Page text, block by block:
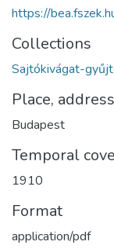
https://
Collections
Sajtókivágat-
Place, address
Budapest
Temporal
1910
Format
application/pdf